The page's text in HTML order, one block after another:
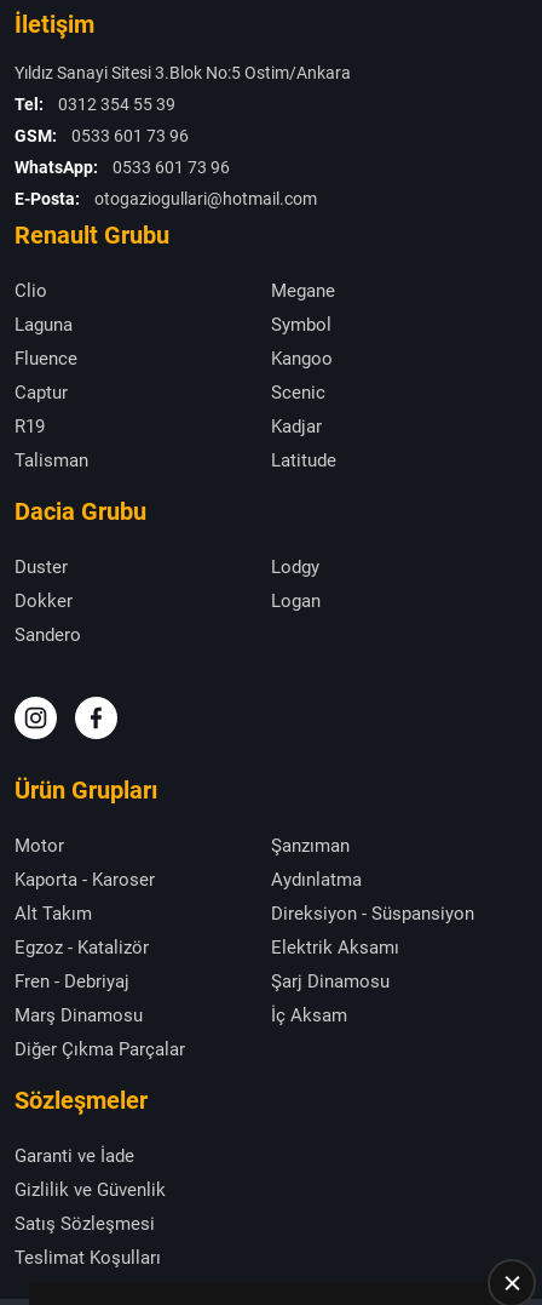
İletişim
Yıldız Sanayi Sitesi 3.Blok No:5 Ostim/Ankara
Tel:
0312 354 55 39
GSM:
0533 601 73 96
WhatsApp:
0533 601 73 96
E-Posta:
otogaziogullari@hotmail.com
Renault Grubu
Clio
Megane
Laguna
Symbol
Fluence
Kangoo
Captur
Scenic
R19
Kadjar
Talisman
Latitude
Dacia Grubu
Duster
Lodgy
Dokker
Logan
Sandero
Ürün Grupları
Motor
Şanzıman
Kaporta - Karoser
Aydınlatma
Alt Takım
Direksiyon - Süspansiyon
Egzoz - Katalizör
Elektrik Aksamı
Fren - Debriyaj
Şarj Dinamosu
Marş Dinamosu
İç Aksam
Diğer Çıkma Parçalar
Sözleşmeler
Garanti ve İade
Gizlilik ve Güvenlik
Satış Sözleşmesi
Teslimat Koşulları